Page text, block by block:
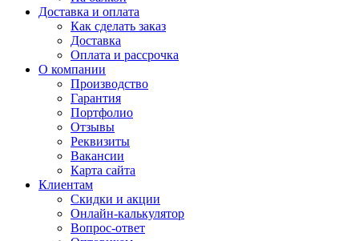
Доставка и оплата
Как сделать заказ
Доставка
Оплата и рассрочка
О компании
Производство
Гарантия
Портфолио
Отзывы
Реквизиты
Вакансии
Карта сайта
Клиентам
Скидки и акции
Онлайн-калькулятор
Вопрос-ответ